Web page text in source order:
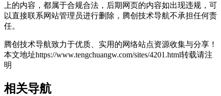
上的内容，都属于合规合法，后期网页的内容如出现违规，可
以直接联系网站管理员进行删除，腾创技术导航不承担任何责
任。
腾创技术导航致力于优质、实用的网络站点资源收集与分享！
本文地址https://www.tengchuangw.com/sites/4201.html转载请注
明
相关导航